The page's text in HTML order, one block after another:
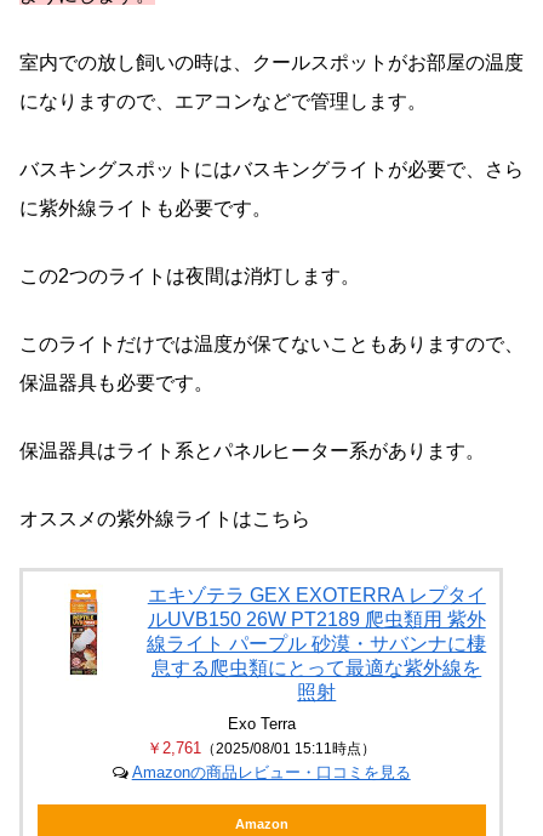
室内での放し飼いの時は、クールスポットがお部屋の温度
になりますので、エアコンなどで管理します。
バスキングスポットにはバスキングライトが必要で、さら
に紫外線ライトも必要です。
この2つのライトは夜間は消灯します。
このライトだけでは温度が保てないこともありますので、
保温器具も必要です。
保温器具はライト系とパネルヒーター系があります。
オススメの紫外線ライトはこちら
エキゾテラ GEX EXOTERRA レプタイ
ルUVB150 26W PT2189 爬虫類用 紫外
線ライト パープル 砂漠・サバンナに棲
息する爬虫類にとって最適な紫外線を
照射
Exo Terra
￥2,761 （2025/08/01 15:11時点）
Amazonの商品レビュー・口コミを見る
Amazon